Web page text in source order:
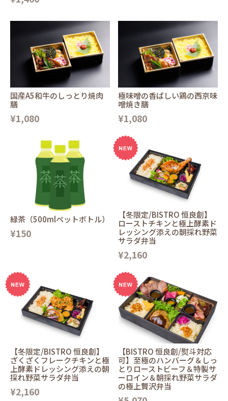
国産A5和牛のしっとり焼肉
膳
¥1,080
極味噌の香ばしい鶏の西京味
噌焼き膳
¥1,080
緑茶（500mlペットボトル）
¥150
【冬限定/BISTRO 恒良創】
ローストチキンと極上酵素ド
レッシング添えの朝採れ野菜
サラダ弁当
¥2,160
【冬限定/BISTRO 恒良創】
ざくざくフレークチキンと極
上酵素ドレッシング添えの朝
採れ野菜サラダ弁当
¥2,160
【BISTRO 恒良創/熨斗対応
可】至極のハンバーグ＆しっ
とりローストビーフ＆特製サ
ーロイン＆朝採れ野菜サラダ
の極上贅沢弁当